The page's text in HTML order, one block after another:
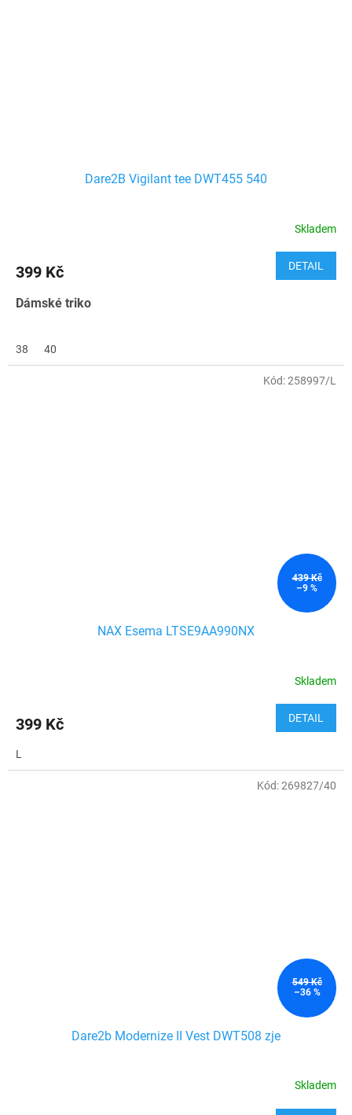
Dare2B Vigilant tee DWT455 540
Skladem
399 Kč DETAIL
Dámské triko
38 40
439 Kč
–9 %
NAX Esema LTSE9AA990NX
Skladem
399 Kč DETAIL
L
Kód:258997/L
549 Kč
–36 %
Dare2b Modernize II Vest DWT508 zje
Skladem
Kód:269827/40